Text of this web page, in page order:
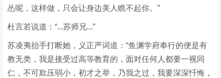
怂呢，这样做，只会让身边美人瞧不起你。”
杜言若说道：“...苏师兄...”
苏凌夷抬手打断她，义正严词道：“鱼渊学府奉行的便是有
教无类，我是接受过高等教育的，面对任何人都要一视同
仁，不可欺压弱小，初才之举，乃我之过，我要深深忏悔，